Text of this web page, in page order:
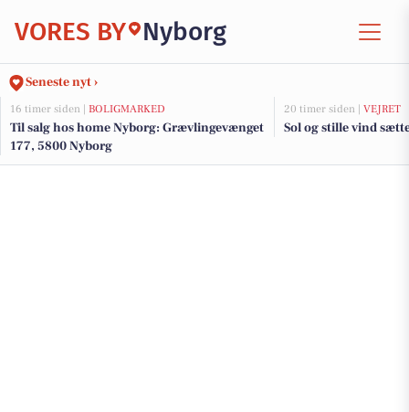
VORES BY Nyborg
Seneste nyt ›
16 timer siden | BOLIGMARKED
Til salg hos home Nyborg: Grævlingevænget
177, 5800 Nyborg
20 timer siden | VEJRET
Sol og stille vind